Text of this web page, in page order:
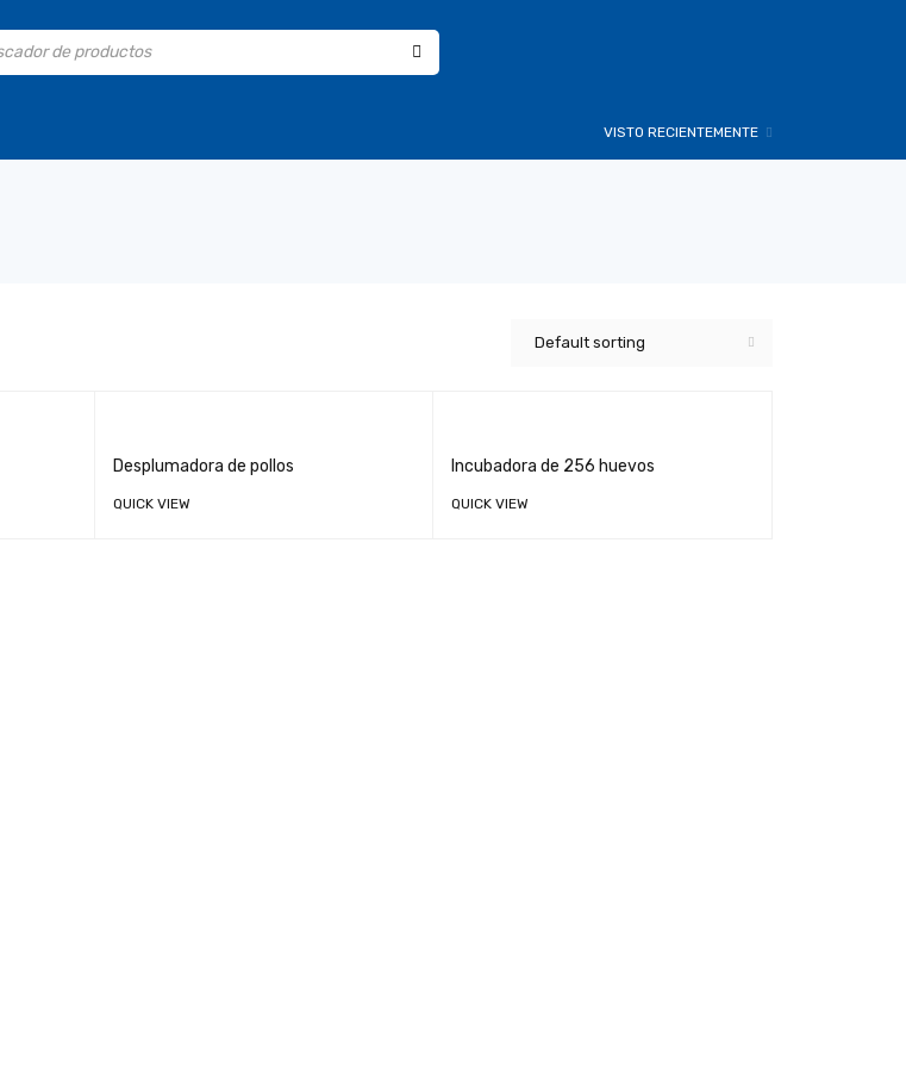
VISTO RECIENTEMENTE
Default sorting
Desplumadora de pollos
QUICK VIEW
Incubadora de 256 huevos
QUICK VIEW